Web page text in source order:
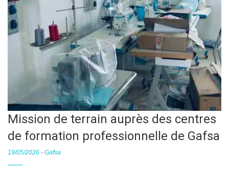
Mission de terrain auprès des centres
de formation professionnelle de Gafsa
19/05/2026 - Gafsa